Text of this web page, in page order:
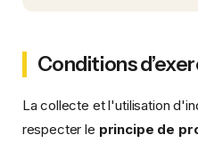
Conditions
La collecte et l'utilisation
respecter le principe de